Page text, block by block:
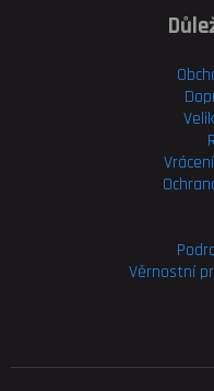
Věrnostní